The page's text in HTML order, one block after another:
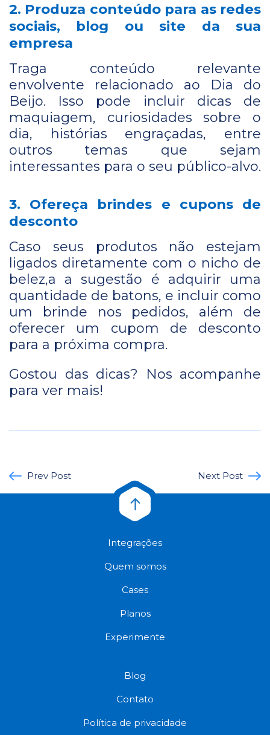
2. Produza conteúdo para as redes
sociais, blog ou site da sua
empresa
Traga conteúdo relevante
envolvente relacionado ao Dia do
Beijo. Isso pode incluir dicas de
maquiagem, curiosidades sobre o
dia, histórias engraçadas, entre
outros temas que sejam
interessantes para o seu público-alvo.
3. Ofereça brindes e cupons de
desconto
Caso seus produtos não estejam
ligados diretamente com o nicho de
belez,a a sugestão é adquirir uma
quantidade de batons, e incluir como
um brinde nos pedidos, além de
oferecer um cupom de desconto
para a próxima compra.
Gostou das dicas? Nos acompanhe
para ver mais!
Prev Post Next Post
Integrações
Quem somos
Cases
Planos
Experimente
Blog
Contato
Política de privacidade